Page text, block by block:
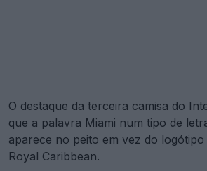
O destaque da terceira camisa do
que a palavra Miami num tipo de
aparece no peito em vez do
Royal Caribbean.